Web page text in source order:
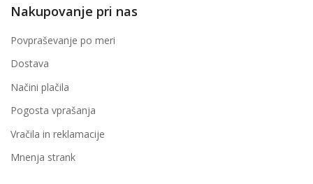
Nakupovanje pri nas
Povpraševanje po meri
Dostava
Načini plačila
Pogosta vprašanja
Vračila in reklamacije
Mnenja strank